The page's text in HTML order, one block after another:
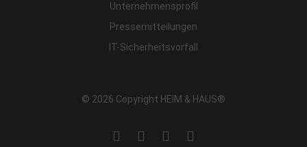
Unternehmensprofil
Pressemitteilungen
IT-Sicherheitsvorfall
© 2026 Copyright HEIM & HAUS®